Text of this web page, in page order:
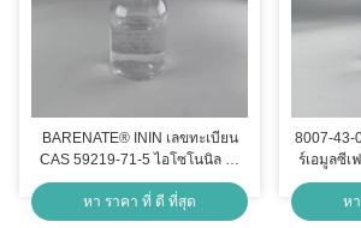
BARENATE® ININ เลขทะเบียน
CAS 59219-71-5 ไอโซโนนิล ไอ
โซโนนาเอต เพื่อความเสถียรของ
สูตร
หา ราคา ที่ ดี ที่สุด
8007-43-
ร์เอมูลซีเ
รับ
ห